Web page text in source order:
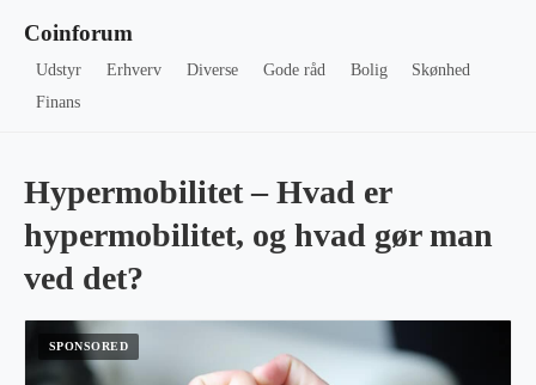
Coinforum
Udstyr Erhverv Diverse Gode råd Bolig
Skønhed
Finans
Hypermobilitet – Hvad er
hypermobilitet, og hvad gør man
ved det?